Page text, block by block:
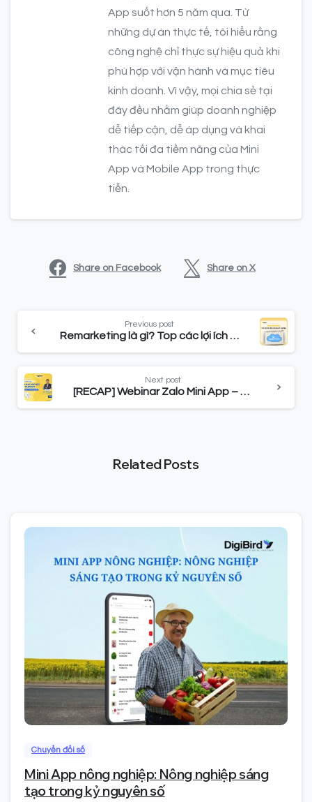
App suốt hơn 5 năm qua. Từ
những dự án thực tế, tôi hiểu rằng
công nghệ chỉ thực sự hiệu quả khi
phù hợp với vận hành và mục tiêu
kinh doanh. Vì vậy, mọi chia sẻ tại
đây đều nhằm giúp doanh nghiệp
dễ tiếp cận, dễ áp dụng và khai
thác tối đa tiềm năng của Mini
App và Mobile App trong thực
tiễn.
Share on Facebook Share on X
Previous post
Remarketing là gì? Top các lợi ích đối với doanh nghiệp
Next post
[RECAP] Webinar Zalo Mini App – Mạo hiểm hay cơ hội cho Startup
Related Posts
Chuyển đổi số
Mini App nông nghiệp: Nông nghiệp sáng
tạo trong kỷ nguyên số